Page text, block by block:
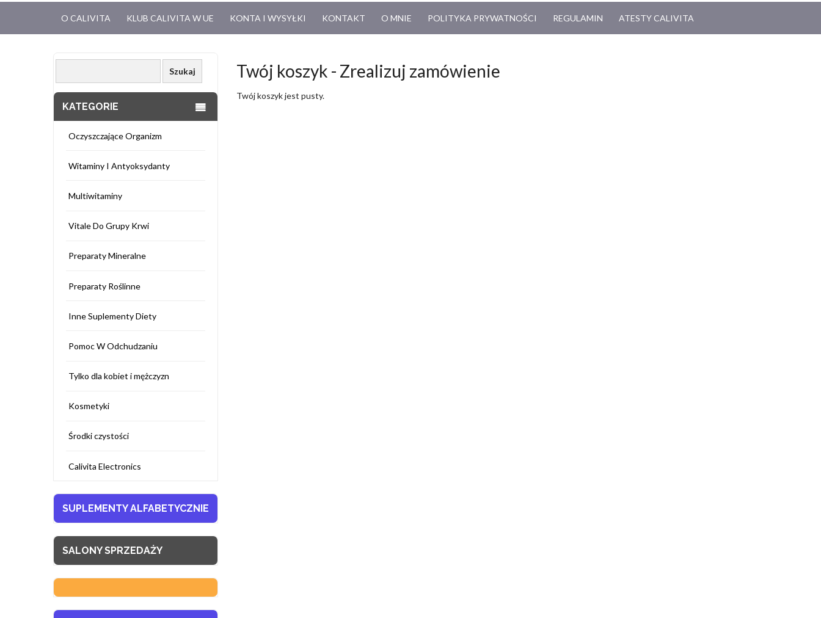
O CALIVITA KLUB CALIVITA W UE KONTA I WYSYŁKI KONTAKT O MNIE POLITYKA PRYWATNOŚCI REGULAMIN ATESTY CALIVITA
KATEGORIE
Oczyszczające Organizm
Witaminy I Antyoksydanty
Multiwitaminy
Vitale Do Grupy Krwi
Preparaty Mineralne
Preparaty Roślinne
Inne Suplementy Diety
Pomoc W Odchudzaniu
Tylko dla kobiet i mężczyzn
Kosmetyki
Środki czystości
Calivita Electronics
SUPLEMENTY ALFABETYCZNIE
SALONY SPRZEDAŻY
Twój koszyk - Zrealizuj zamówienie
Twój koszyk jest pusty.